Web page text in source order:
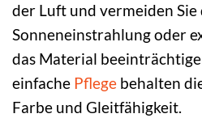
der Luft und vermeiden
Sonneneinstrahlung oder
das Material
einfache Pflege behalten
Farbe und Gleitfähigkeit.